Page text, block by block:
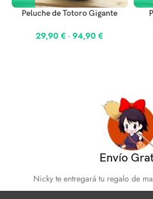
Peluche de Totoro Gigante
29,90€ - 94,90€
Envío
Nicky te entregará tu regalo de